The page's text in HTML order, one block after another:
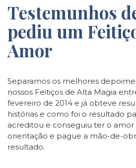
Testemunhos
pediu um
Amor
Separamos os melhores
nossos Feitiços de Alta Magia
fevereiro de 2014 e já obteve
histórias e como foi o resultado
acreditou e conseguiu ter o amor
orientação e pague a mão-de-
resultado.